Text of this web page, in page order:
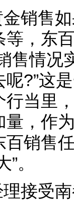
售如
，东
售情况
?”这
行当里
量，作
销售
。
受南